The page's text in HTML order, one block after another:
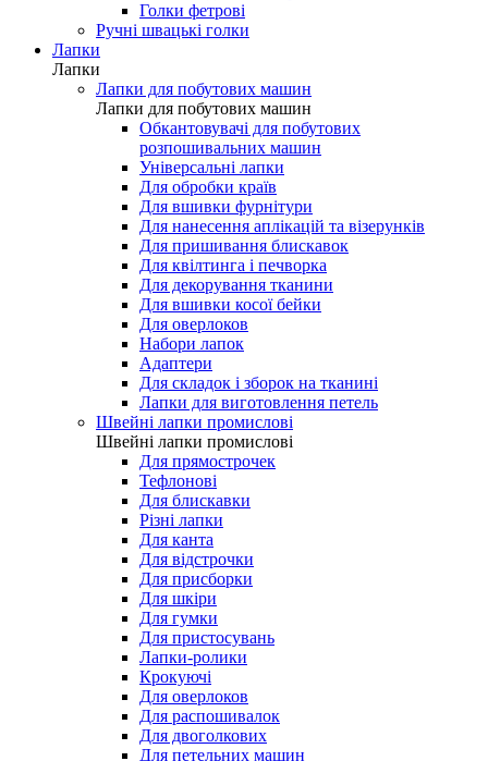
Голки фетрові
Ручні швацькі голки
Лапки
Лапки
Лапки для побутових машин
Лапки для побутових машин
Обкантовувачі для побутових
розпошивальних машин
Універсальні лапки
Для обробки країв
Для вшивки фурнітури
Для нанесення аплікацій та візерунків
Для пришивання блискавок
Для квілтинга і печворка
Для декорування тканини
Для вшивки косої бейки
Для оверлоков
Набори лапок
Адаптери
Для складок і зборок на тканині
Лапки для виготовлення петель
Швейні лапки промислові
Швейні лапки промислові
Для прямострочек
Тефлонові
Для блискавки
Різні лапки
Для канта
Для відстрочки
Для присборки
Для шкіри
Для гумки
Для пристосувань
Лапки-ролики
Крокуючі
Для оверлоков
Для распошивалок
Для двоголкових
Для петельних машин